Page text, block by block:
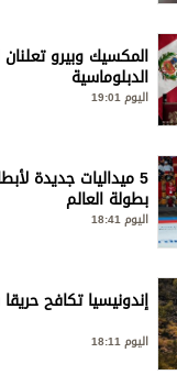
المكسيك وبيرو تعلنان
الدبلوماسية
اليوم 19:01
5 ميداليات جديدة
بطولة العالم
اليوم 18:41
إندونيسيا تكافح
اليوم 18:11